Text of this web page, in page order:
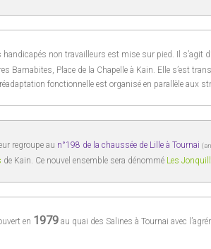
non travailleurs est mise sur pied. Il s’agit
Barnabites, Place de la Chapelle à Kain. Elle s’est
fonctionnelle est organisé en parallèle aux
regroupe au n°198 de la chaussée de Lille à Tournai
de Kain. Ce nouvel ensemble sera dénommé Les
en 1979au quai des Salines à Tournai avec